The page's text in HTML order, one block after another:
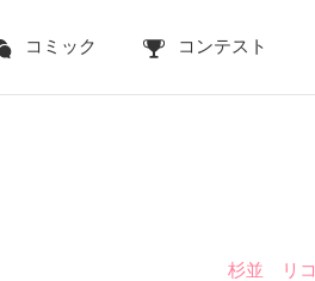
コミック コンテスト
杉並 リコ